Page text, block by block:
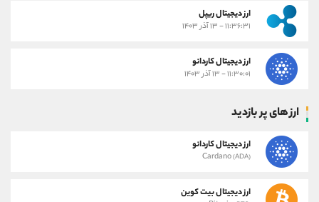
ارز دیجیتال ریپل
۱۱:۳۶:۳۱ - ۱۳ آذر ۱۴۰۳
ارز دیجیتال کاردانو
۱۱:۳۰:۰۱ - ۱۳ آذر ۱۴۰۳
ارز های پر بازدید
ارز دیجیتال کاردانو
Cardano(ADA)
ارز دیجیتال بیت کوین